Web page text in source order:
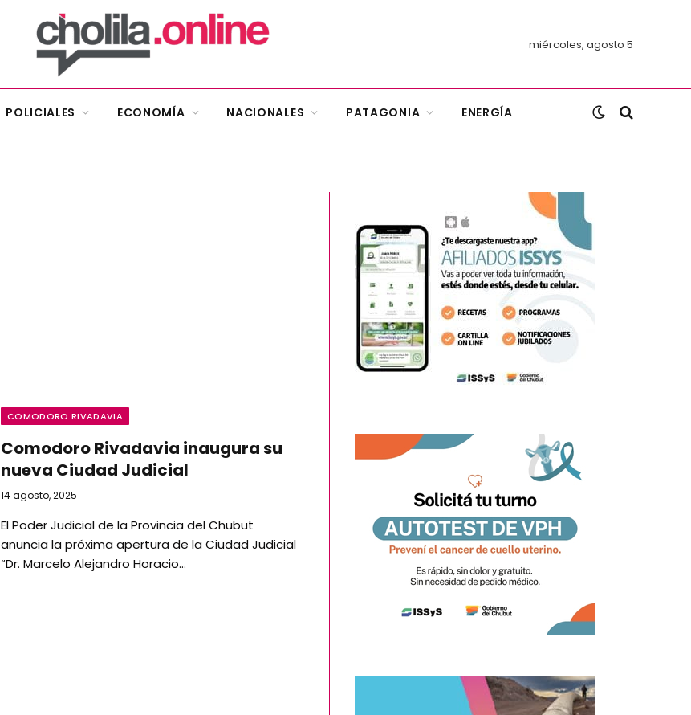
miércoles, agosto 5
POLICIALES ECONOMÍA NACIONALES PATAGONIA ENERGÍA
COMODORO RIVADAVIA
Comodoro Rivadavia inaugura su
nueva Ciudad Judicial
14 agosto, 2025
El Poder Judicial de la Provincia del Chubut
anuncia la próxima apertura de la Ciudad Judicial
“Dr. Marcelo Alejandro Horacio…